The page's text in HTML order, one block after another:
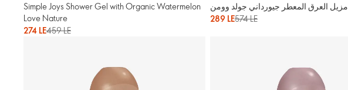
Simple Joys Shower Gel with Organic Watermelon
Love Nature
274 LE459 LE
مزيل العرق المعطر جيورداني جولد وومن
289 LE574 LE